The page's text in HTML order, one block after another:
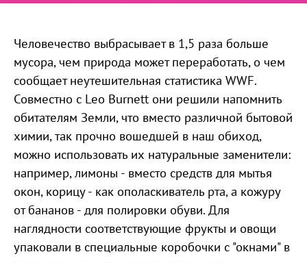
Человечество выбрасывает в 1,5 раза больше
мусора, чем природа может переработать, о чем
сообщает неутешительная статистика WWF.
Совместно с Leo Burnett они решили напомнить
обитателям Земли, что вместо различной бытовой
химии, так прочно вошедшей в наш обиход,
можно использовать их натуральные заменители:
например, лимоны - вместо средств для мытья
окон, корицу - как ополаскиватель рта, а кожуру
от бананов - для полировки обуви. Для
наглядности соответствующие фрукты и овощи
упаковали в специальные коробочки с "окнами" в